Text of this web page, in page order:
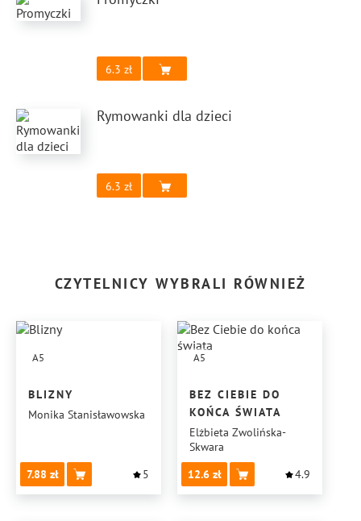
6.3
Rymowanki dla dzieci
6.3
CZYTELNICY WYBRALI RÓWNIEŻ
A5
BLIZNY
Monika Stanisławowska
7.88 5
A5
BEZ CIEBIE DO
KOŃCA ŚWIATA
Elżbieta Zwolińska-
Skwara
12.6
4.9